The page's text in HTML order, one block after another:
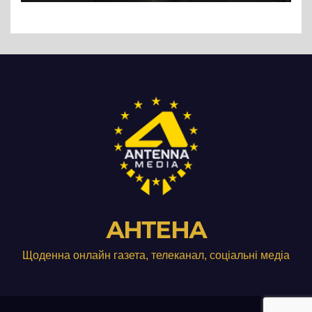
АНТЕНА
Щоденна онлайн газета, телеканал, соціальні медіа